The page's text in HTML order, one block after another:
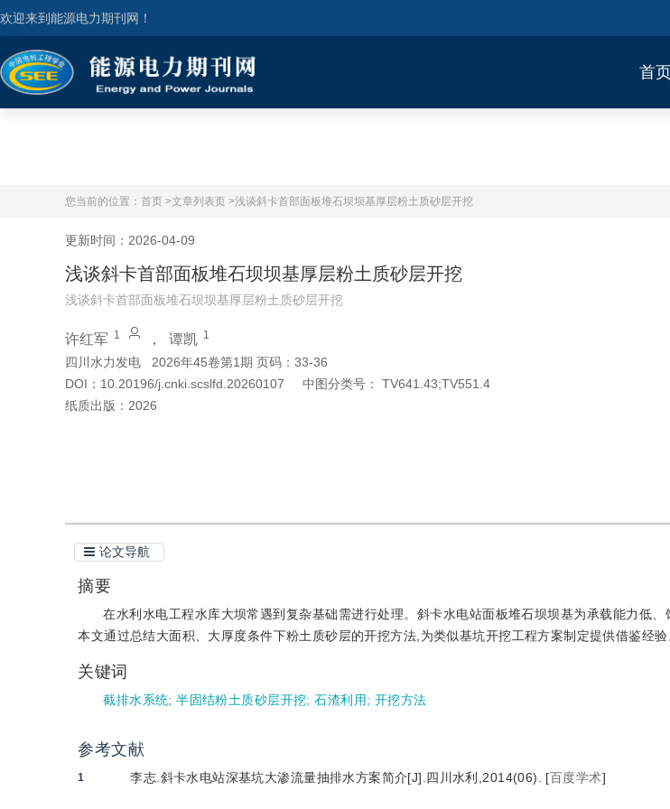
欢迎来到能源电力期刊网！
首页
您当前的位置： 首页 >文章列表页 >浅谈斜卡首部面板堆石坝坝基厚层粉土质砂层开挖
更新时间：2026-04-09
浅谈斜卡首部面板堆石坝坝基厚层粉土质砂层开挖
浅谈斜卡首部面板堆石坝坝基厚层粉土质砂层开挖
许红军 1 ， 谭凯 1
四川水力发电
2026年45卷第1期 页码：33-36
DOI： 10.20196/j.cnki.scslfd.20260107 中图分类号：
TV641.43;TV551.4
纸质出版： 2026
论文导航
摘要
在水利水电工程水库大坝常遇到复杂基础需进行处理。斜卡水电站面板堆石坝坝基为承载能力低、
本文通过总结大面积、大厚度条件下粉土质砂层的开挖方法,为类似基坑开挖工程方案制定提供借鉴经验
关键词
截排水系统;半固结粉土质砂层开挖;石渣利用; 开挖方法
参考文献
1 李志.斜卡水电站深基坑大渗流量抽排水方案简介[J].四川水利,2014(06). [百度学术]